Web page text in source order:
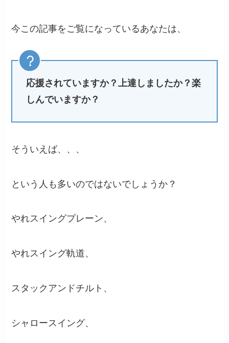
今この記事をご覧になっているあなたは、
応援されていますか？上達しましたか？楽
しんでいますか？
そういえば、、、
という人も多いのではないでしょうか？
やれスイングプレーン、
やれスイング軌道、
スタックアンドチルト、
シャロースイング、